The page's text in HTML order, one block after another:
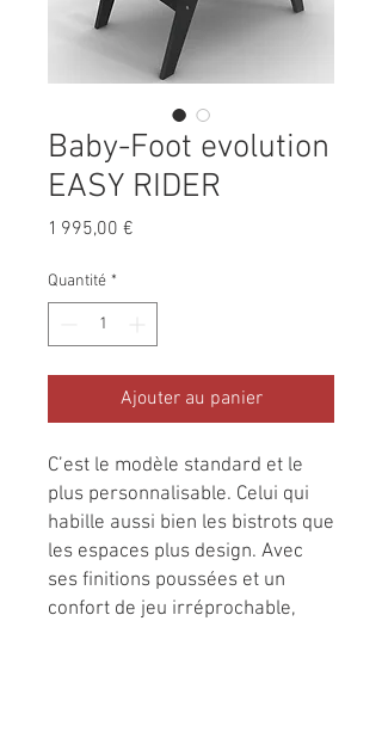
Baby-Foot evolution
EASY RIDER
1 995,00 €
Quantité *
Ajouter au panier
C’est le modèle standard et le
plus personnalisable. Celui qui
habille aussi bien les bistrots que
les espaces plus design. Avec
ses finitions poussées et un
confort de jeu irréprochable,